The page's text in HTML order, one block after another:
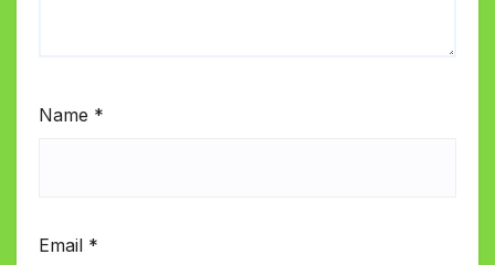
Name *
Email *